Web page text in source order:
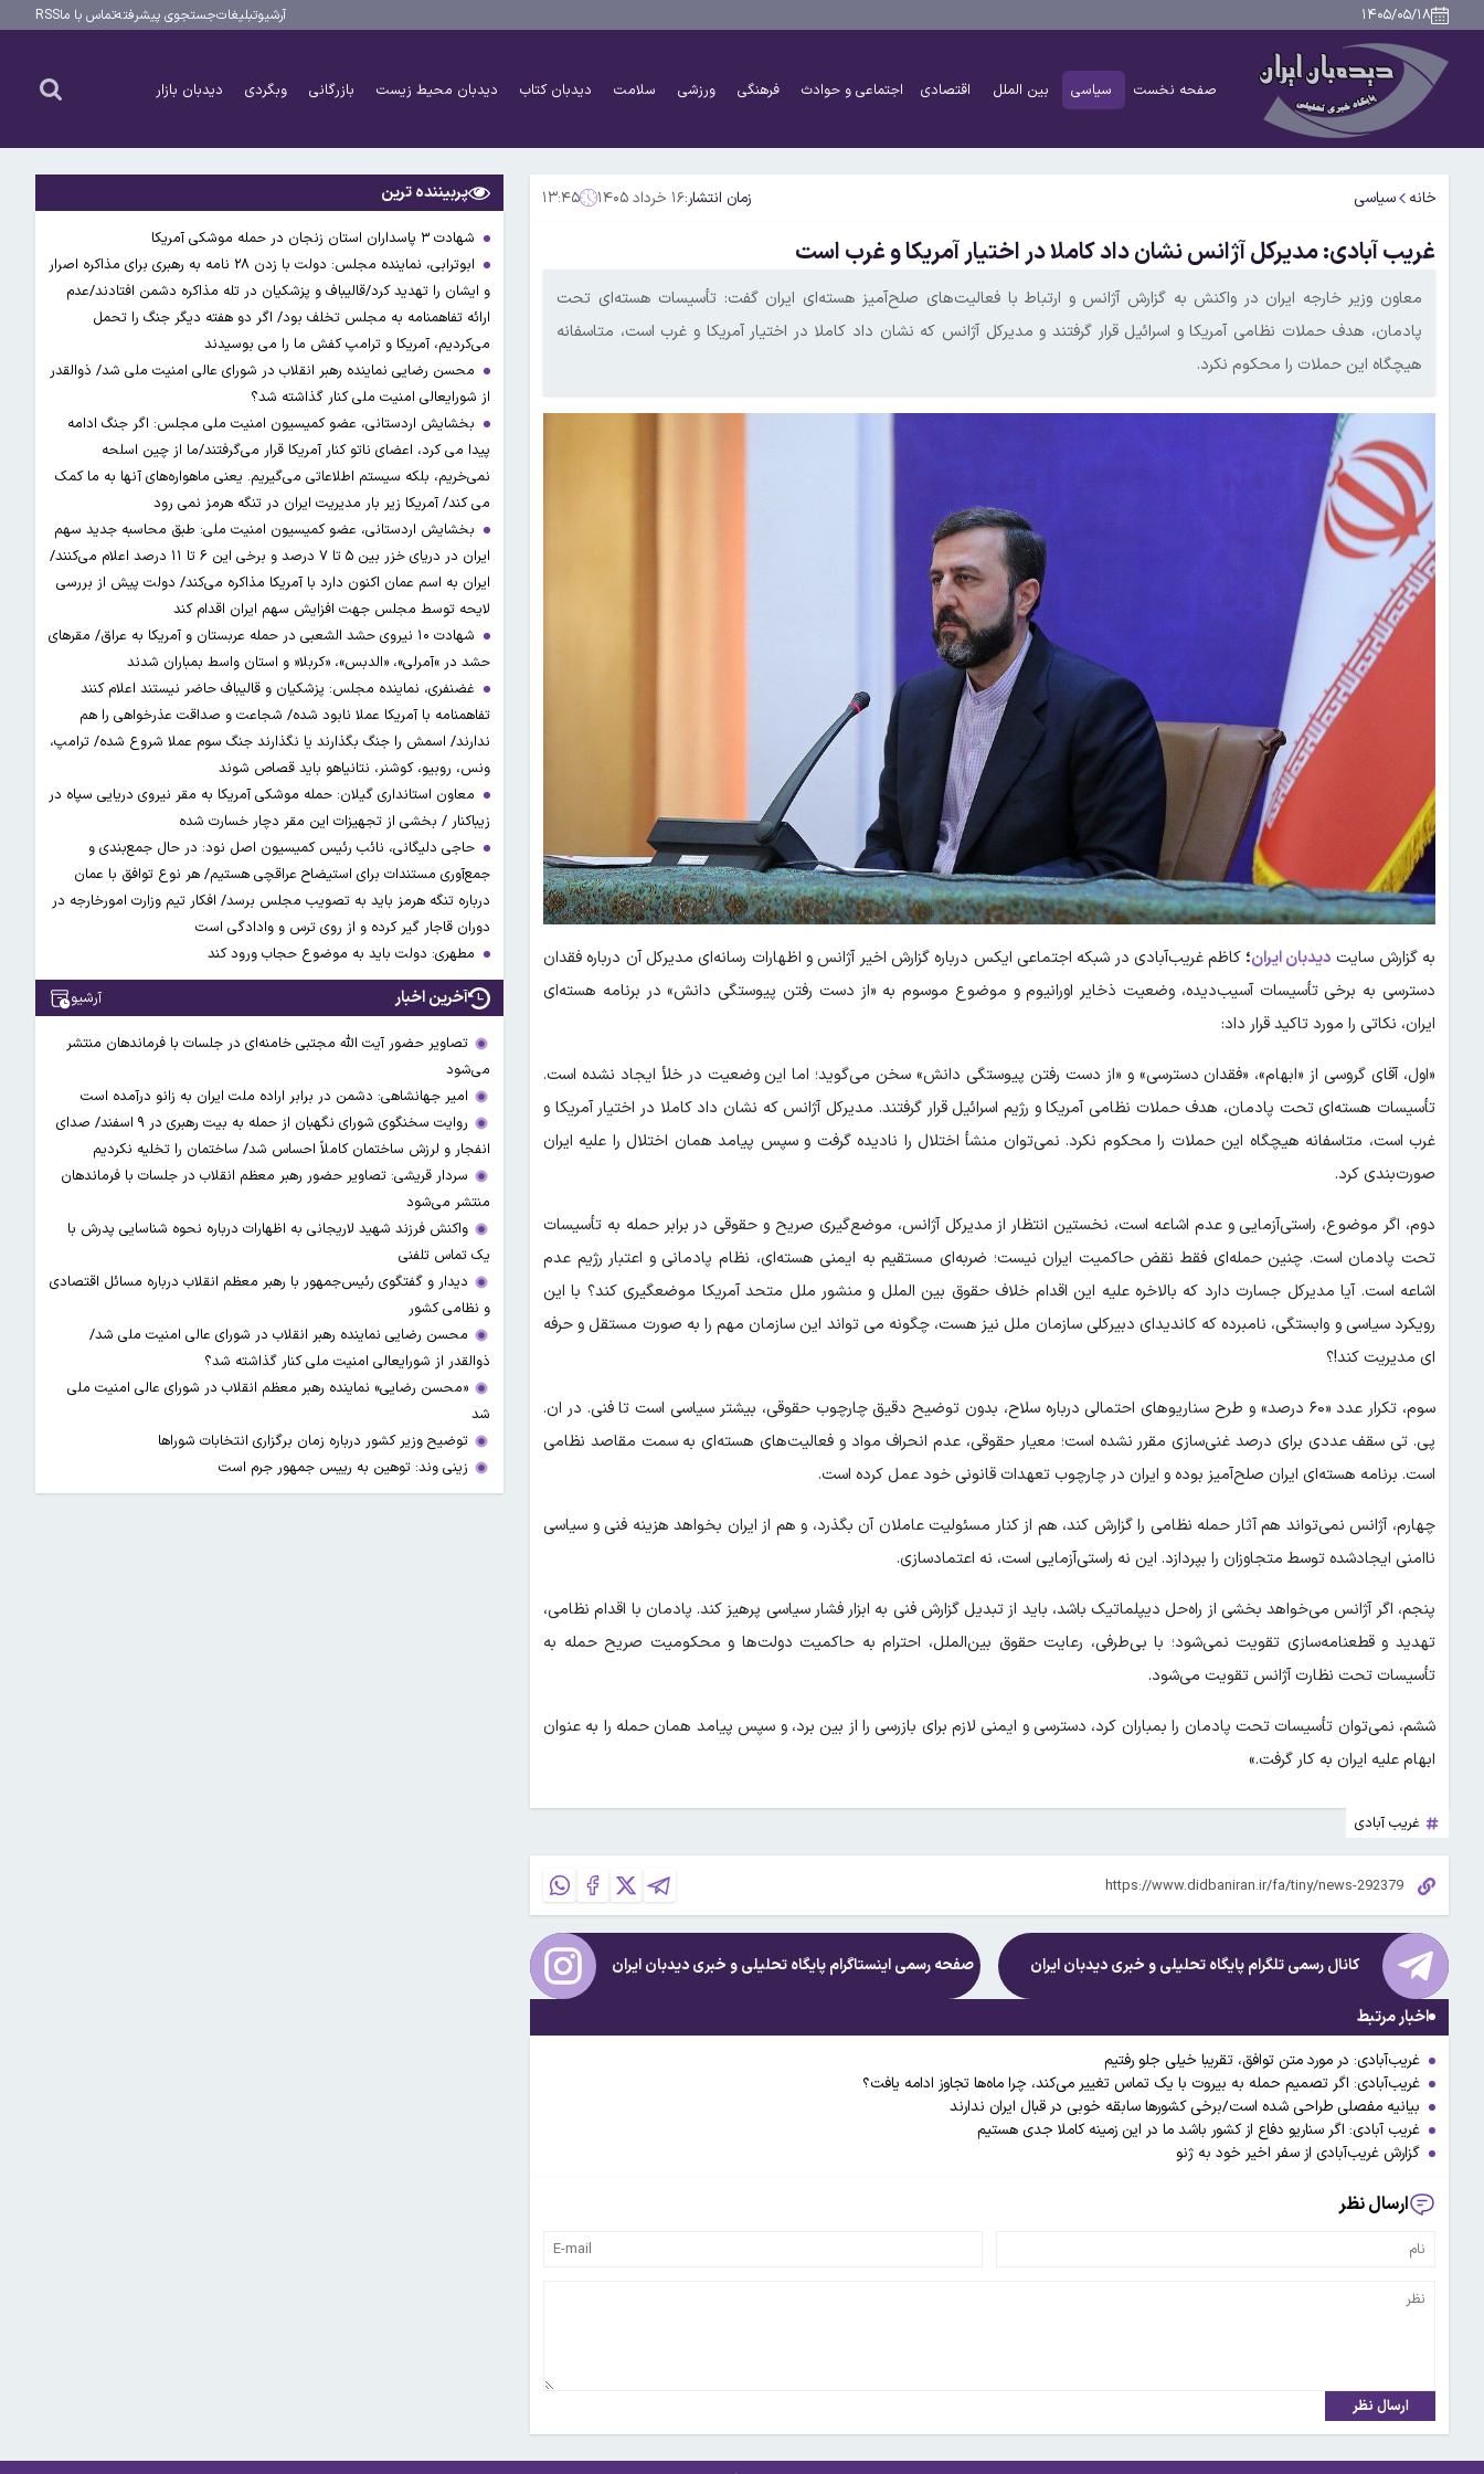
۱۴۰۵/۰۵/۱۸ آرشیوتبلیغاتجستجوی پیشرفتهتماس با ماRSS
صفحه نخست سیاسی بین الملل اقتصادی اجتماعی و حوادث فرهنگی ورزشی سلامت دیدبان کتاب دیدبان محیط زیست بازرگانی وبگردی دیدبان بازار
خانه سیاسی زمان انتشار:۱۶ خرداد ۱۴۰۵ ۱۳:۴۵
غریب آبادی: مدیرکل آژانس نشان داد کاملا در اختیار آمریکا و غرب است
معاون وزیر خارجه ایران در واکنش به گزارش آژانس و ارتباط با فعالیت‌های صلح‌آمیز هسته‌ای ایران گفت: تأسیسات هسته‌ای تحت
پادمان، هدف حملات نظامی آمریکا و اسرائیل قرار گرفتند و مدیرکل آژانس که نشان داد کاملا در اختیار آمریکا و غرب است، متاسفانه
هیچگاه این حملات را محکوم نکرد.
به گزارش سایت دیدبان ایران؛ کاظم غریب‌آبادی در شبکه اجتماعی ایکس درباره گزارش اخیر آژانس و اظهارات رسانه‌ای مدیرکل آن درباره فقدان
دسترسی به برخی تأسیسات آسیب‌دیده، وضعیت ذخایر اورانیوم و موضوع موسوم به «از دست رفتن پیوستگی دانش» در برنامه هسته‌ای
ایران، نکاتی را مورد تاکید قرار داد:
«اول، آقای گروسی از «ابهام»، «فقدان دسترسی» و «از دست رفتن پیوستگی دانش» سخن می‌گوید؛ اما این وضعیت در خلأ ایجاد نشده است.
تأسیسات هسته‌ای تحت پادمان، هدف حملات نظامی آمریکا و رژیم اسرائیل قرار گرفتند. مدیرکل آژانس که نشان داد کاملا در اختیار آمریکا و
غرب است، متاسفانه هیچگاه این حملات را محکوم نکرد. نمی‌توان منشأ اختلال را نادیده گرفت و سپس پیامد همان اختلال را علیه ایران
صورت‌بندی کرد.
دوم، اگر موضوع، راستی‌آزمایی و عدم اشاعه است، نخستین انتظار از مدیرکل آژانس، موضع‌گیری صریح و حقوقی در برابر حمله به تأسیسات
تحت پادمان است. چنین حمله‌ای فقط نقض حاکمیت ایران نیست؛ ضربه‌ای مستقیم به ایمنی هسته‌ای، نظام پادمانی و اعتبار رژیم عدم
اشاعه است. آیا مدیرکل جسارت دارد که بالاخره علیه این اقدام خلاف حقوق بین الملل و منشور ملل متحد آمریکا موضعگیری کند؟ با این
رویکرد سیاسی و وابستگی، نامبرده که کاندیدای دبیرکلی سازمان ملل نیز هست، چگونه می تواند این سازمان مهم را به صورت مستقل و حرفه
ای مدیریت کند!؟
سوم، تکرار عدد «۶۰ درصد» و طرح سناریوهای احتمالی درباره سلاح، بدون توضیح دقیق چارچوب حقوقی، بیشتر سیاسی است تا فنی. در ان.
پی. تی سقف عددی برای درصد غنی‌سازی مقرر نشده است؛ معیار حقوقی، عدم انحراف مواد و فعالیت‌های هسته‌ای به سمت مقاصد نظامی
است. برنامه هسته‌ای ایران صلح‌آمیز بوده و ایران در چارچوب تعهدات قانونی خود عمل کرده است.
چهارم، آژانس نمی‌تواند هم آثار حمله نظامی را گزارش کند، هم از کنار مسئولیت عاملان آن بگذرد، و هم از ایران بخواهد هزینه فنی و سیاسی
ناامنی ایجادشده توسط متجاوزان را بپردازد. این نه راستی‌آزمایی است، نه اعتمادسازی.
پنجم، اگر آژانس می‌خواهد بخشی از راه‌حل دیپلماتیک باشد، باید از تبدیل گزارش فنی به ابزار فشار سیاسی پرهیز کند. پادمان با اقدام نظامی،
تهدید و قطعنامه‌سازی تقویت نمی‌شود؛ با بی‌طرفی، رعایت حقوق بین‌الملل، احترام به حاکمیت دولت‌ها و محکومیت صریح حمله به
تأسیسات تحت نظارت آژانس تقویت می‌شود.
ششم، نمی‌توان تأسیسات تحت پادمان را بمباران کرد، دسترسی و ایمنی لازم برای بازرسی را از بین برد، و سپس پیامد همان حمله را به عنوان
ابهام علیه ایران به کار گرفت.»
غریب آبادی
کانال رسمی تلگرام پایگاه تحلیلی و خبریدیدبان ایران صفحه رسمی اینستاگرام پایگاه تحلیلی و خبریدیدبان ایران
اخبار مرتبط
غریب‌آبادی: در مورد متن توافق، تقریبا خیلی جلو رفتیم
غریب‌آبادی: اگر تصمیم حمله به بیروت با یک تماس تغییر می‌کند، چرا ماه‌ها تجاوز ادامه یافت؟
بیانیه مفصلی طراحی شده است/برخی کشورها سابقه خوبی در قبال ایران ندارند
غریب آبادی: اگر سناریو دفاع از کشور باشد ما در این زمینه کاملا جدی هستیم
گزارش غریب‌آبادی از سفر اخیر خود به ژنو
ارسال نظر
ارسال نظر
پربیننده ترین
شهادت ۳ ‌پاسداران استان زنجان در حمله موشکی آمریکا
ابوترابی، نماینده مجلس: دولت با زدن ۲۸ نامه به رهبری برای مذاکره اصرار
و ایشان را تهدید کرد/قالیباف و پزشکیان در تله مذاکره دشمن افتادند/عدم
ارائه تفاهمنامه به مجلس تخلف بود/ اگر دو هفته دیگر جنگ را تحمل
می‌کردیم، آمریکا و ترامپ کفش ما را می بوسیدند
محسن رضایی نماینده رهبر انقلاب در شورای عالی امنیت ملی شد/ ذوالقدر
از شورایعالی امنیت ملی کنار گذاشته شد؟
بخشایش اردستانی، عضو کمیسیون امنیت ملی مجلس: اگر جنگ ادامه
پیدا می کرد، اعضای ناتو کنار آمریکا قرار می‌گرفتند/ما از چین اسلحه
نمی‌خریم، بلکه سیستم اطلاعاتی می‌گیریم. یعنی ماهواره‌های آنها به ما کمک
می کند/ آمریکا زیر بار مدیریت ایران در تنگه هرمز نمی رود
بخشایش اردستانی، عضو کمیسیون امنیت ملی: طبق محاسبه جدید سهم
ایران در دریای خزر بین ۵ تا ۷ درصد و برخی این ۶ تا ۱۱ درصد اعلام می‌کنند/
ایران به اسم عمان اکنون دارد با آمریکا مذاکره می‌کند/ دولت پیش از بررسی
لایحه توسط مجلس جهت افزایش سهم ایران اقدام کند
شهادت ۱۰ نیروی حشد الشعبی در حمله عربستان و آمریکا به عراق/ مقرهای
حشد در »آمرلی»، «الدبس»، «کربلا« و استان واسط بمباران شدند
غضنفری، نماینده مجلس: پزشکیان و قالیباف حاضر نیستند اعلام کنند
تفاهمنامه با آمریکا عملا نابود شده/ شجاعت و صداقت عذرخواهی را هم
ندارند/ اسمش را جنگ بگذارند یا نگذارند جنگ سوم عملا شروع شده/ ترامپ،
ونس، روبیو، کوشنر، نتانیاهو باید قصاص شوند
معاون استانداری گیلان: حمله موشکی آمریکا به مقر نیروی دریایی سپاه در
زیباکنار / بخشی از تجهیزات این مقر دچار خسارت شده
حاجی دلیگانی، نائب رئیس کمیسیون اصل نود: در حال جمع‌بندی و
جمع‌آوری مستندات برای استیضاح عراقچی هستیم/ هر نوع توافق با عمان
درباره تنگه هرمز باید به تصویب مجلس برسد/ افکار تیم وزارت امورخارجه در
دوران قاجار گیر کرده و از روی ترس و وادادگی است
مطهری: دولت باید به موضوع حجاب ورود کند
آخرین اخبار آرشیو
تصاویر حضور آیت الله مجتبی خامنه‌ای در جلسات با فرماندهان منتشر
می‌شود
امیر جهانشاهی: دشمن در برابر اراده ملت ایران به زانو درآمده است
روایت سخنگوی شورای نگهبان از حمله به بیت رهبری در ۹ اسفند/ صدای
انفجار و لرزش ساختمان کاملاً احساس شد/ ساختمان را تخلیه نکردیم
سردار قریشی: تصاویر حضور رهبر معظم انقلاب در جلسات با فرماندهان
منتشر می‌شود
واکنش فرزند شهید لاریجانی به اظهارات درباره نحوه شناسایی پدرش با
یک تماس تلفنی
دیدار و گفتگوی رئیس‌جمهور با رهبر معظم انقلاب درباره مسائل اقتصادی
و نظامی کشور
محسن رضایی نماینده رهبر انقلاب در شورای عالی امنیت ملی شد/
ذوالقدر از شورایعالی امنیت ملی کنار گذاشته شد؟
«محسن رضایی» نماینده رهبر معظم انقلاب در شورای عالی امنیت ملی
شد
توضیح وزیر کشور درباره زمان برگزاری انتخابات شوراها
زینی وند: توهین به رییس جمهور جرم است